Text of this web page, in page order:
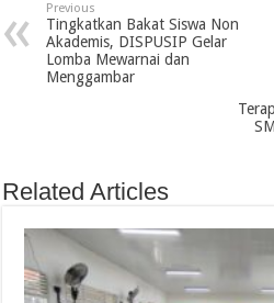
Previous
Tingkatkan Bakat Siswa Non
Akademis, DISPUSIP Gelar
Lomba Mewarnai dan
Menggambar
Related Articles